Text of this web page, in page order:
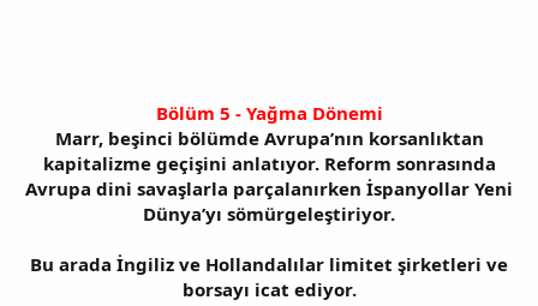
Bölüm 5 - Yağma Dönemi
Marr, beşinci bölümde Avrupa’nın korsanlıktan
kapitalizme geçişini anlatıyor. Reform sonrasında
Avrupa dini savaşlarla parçalanırken İspanyollar Yeni
Dünya’yı sömürgeleştiriyor.
Bu arada İngiliz ve Hollandalılar limitet şirketleri ve
borsayı icat ediyor.